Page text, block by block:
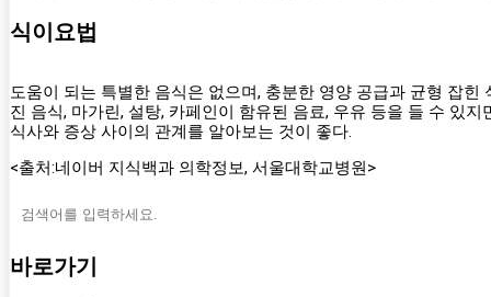
식이요법
도움이 되는 특별한 음식은 없으며, 충분한 영양 공급과 균형 잡
진 음식, 마가린, 설탕, 카페인이 함유된 음료, 우유 등을 들 수 있
식사와 증상 사이의 관계를 알아보는 것이 좋다.
<출처:네이버 지식백과 의학정보, 서울대학교병원>
바로가기